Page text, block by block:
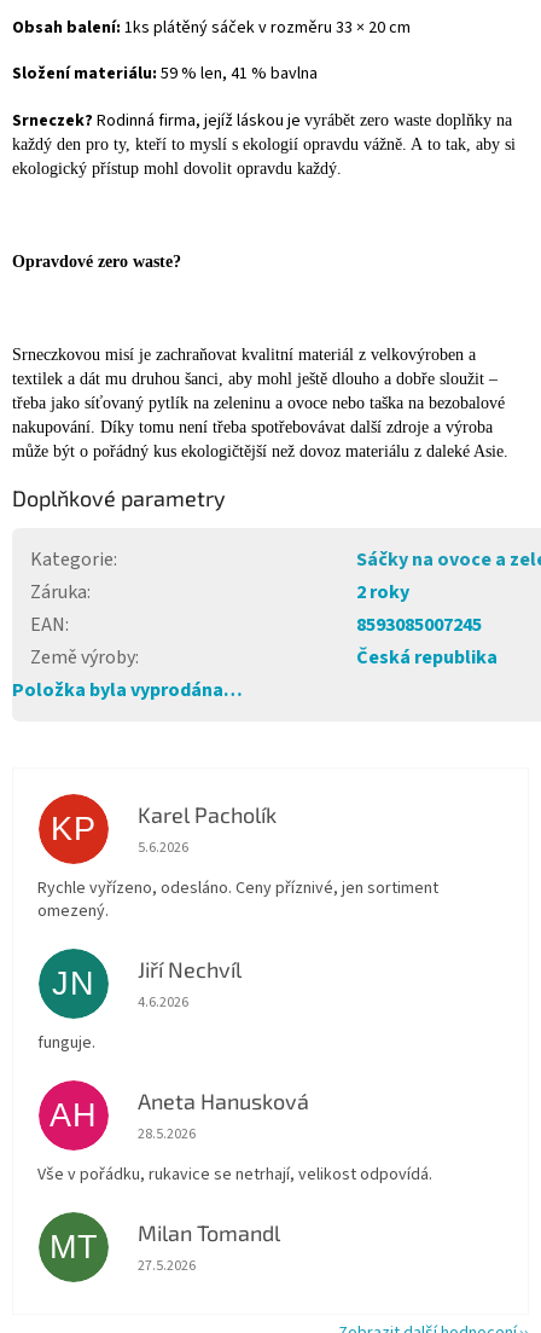
Obsah balení: 1ks plátěný sáček v rozměru 33 × 20 cm
Složení materiálu: 59 % len, 41 % bavlna
Srneczek? Rodinná firma, jejíž láskou je vyrábět zero waste doplňky na
každý den pro ty, kteří to myslí s ekologií opravdu vážně. A to tak, aby si
ekologický přístup mohl dovolit opravdu každý.
Opravdové zero waste?
Srneczkovou misí je zachraňovat kvalitní materiál z velkovýroben a
textilek a dát mu druhou šanci, aby mohl ještě dlouho a dobře sloužit –
třeba jako síťovaný pytlík na zeleninu a ovoce nebo taška na bezobalové
nakupování. Díky tomu není třeba spotřebovávat další zdroje a výroba
může být o pořádný kus ekologičtější než dovoz materiálu z daleké Asie.
Doplňkové parametry
Kategorie:
Sáčky na ovoce a
Záruka:
2 roky
EAN:
8593085007245
Země výroby:
Česká republika
Položka byla vyprodána…
KP Karel Pacholík
Hodnocení obchodu je 4 z 5 hvězdiček.
5.6.2026
Rychle vyřízeno, odesláno. Ceny příznivé, jen sortiment
omezený.
JN Jiří Nechvíl
Hodnocení obchodu je 5 z 5 hvězdiček.
4.6.2026
funguje.
AH Aneta Hanusková
Hodnocení obchodu je 5 z 5 hvězdiček.
28.5.2026
Vše v pořádku, rukavice se netrhají, velikost odpovídá.
MT Milan Tomandl
Hodnocení obchodu je 5 z 5 hvězdiček.
27.5.2026